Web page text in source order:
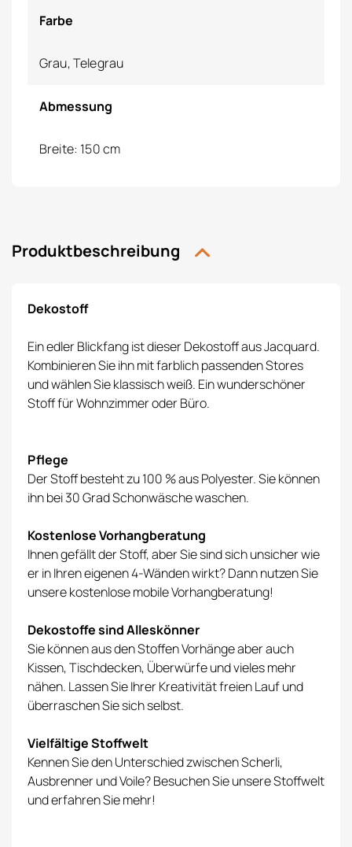
Farbe
Grau, Telegrau
Abmessung
Breite: 150 cm
Produktbeschreibung
Dekostoff
Ein edler Blickfang ist dieser Dekostoff aus Jacquard.
Kombinieren Sie ihn mit farblich passenden Stores
und wählen Sie klassisch weiß. Ein wunderschöner
Stoff für Wohnzimmer oder Büro.
Pflege
Der Stoff besteht zu 100 % aus Polyester. Sie können
ihn bei 30 Grad Schonwäsche waschen.
Kostenlose Vorhangberatung
Ihnen gefällt der Stoff, aber Sie sind sich unsicher wie
er in Ihren eigenen 4-Wänden wirkt? Dann nutzen Sie
unsere kostenlosemobile Vorhangberatung!
Dekostoffe sind Alleskönner
Sie können aus den Stoffen Vorhänge aber auch
Kissen, Tischdecken, Überwürfe und vieles mehr
nähen. Lassen Sie Ihrer Kreativität freien Lauf und
überraschen Sie sich selbst.
Vielfältige Stoffwelt
Kennen Sie den Unterschied zwischen Scherli,
Ausbrenner und Voile? Besuchen Sie unsereStoffwelt
und erfahren Sie mehr!